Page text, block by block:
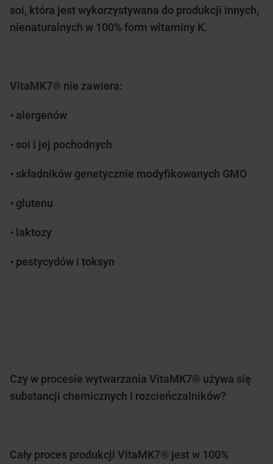
soi, która jest wykorzystywana do produkcji innych,
nienaturalnych w 100% form witaminy K.
VitaMK7® nie zawiera:
• alergenów
• soi i jej pochodnych
• składników genetycznie modyfikowanych GMO
• glutenu
• laktozy
• pestycydów i toksyn
Czy w procesie wytwarzania VitaMK7® używa się
substancji chemicznych i rozcieńczalników?
Cały proces produkcji VitaMK7® jest w 100%